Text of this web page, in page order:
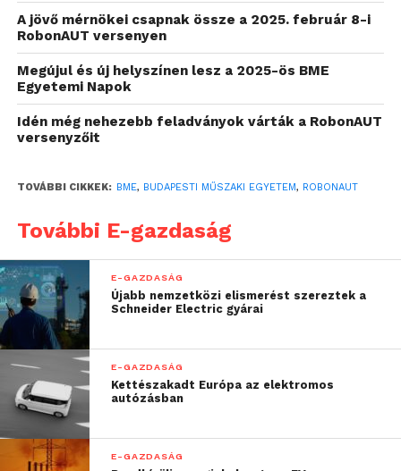
irányítástechnika, az elektronikus áramkörök,
valamint a programozás rejtelmeiben.A rendkívül
látványos, játékos, ugyanakkor nagy szaktudást
igénylő versenyen való eredményes szereplés
kitűnő ajánlólevél a jövő intelligens autóinak
fejlesztéseivel foglalkozó vállalatokhoz
történő belépésre.
Az év első intelligens miniautó-versenye kiváló
műszaki és a természettudományos szakmák
népszerűsítésére. Ha egy ilyen megmérettetésről
egy kisiskolás hazamegy, arról fog ábrándozni,
milyen robotot építsen magának – hangsúlyozza
Tevesz Gábor, a verseny egyik fővédnöke.
További részletek:robonaut.aut.bme.hu
A jövő mérnökei csapnak össze a 2025. február 8-i
RobonAUT versenyen
Megújul és új helyszínen lesz a 2025-ös BME
Egyetemi Napok
Idén még nehezebb feladványok várták a RobonAUT
versenyzőit
TOVÁBBI CIKKEK: BME, BUDAPESTI MŰSZAKI EGYETEM, ROBONAUT
További E-gazdaság
E-GAZDASÁG
Újabb nemzetközi elismerést szereztek a
Schneider Electric gyárai
E-GAZDASÁG
Kettészakadt Európa az elektromos
autózásban
E-GAZDASÁG